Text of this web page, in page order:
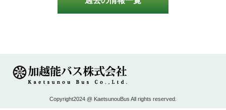
Copyright2024 @ KaetsunouBus All rights reserved.